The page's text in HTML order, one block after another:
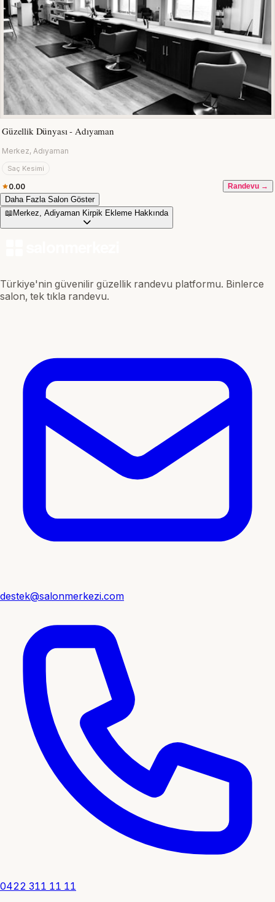
Güzellik Dünyası - Adıyaman
Merkez, Adıyaman
Saç Kesimi
0.00 Randevu →
Daha Fazla Salon Göster
📖 Merkez, Adiyaman Kirpik Ekleme Hakkında
Türkiye'nin güvenilir güzellik randevu platformu. Binlerce
salon, tek tıkla randevu.
destek@salonmerkezi.com
0422 311 11 11